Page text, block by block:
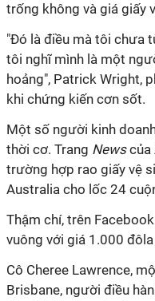
trống không và giá giấy
"Đó là điều mà tôi chưa
tôi nghĩ mình là một
hoảng", Patrick Wright,
khi chứng kiến cơn sốt.
Một số người kinh
thời cơ. Trang Newscủa
trường hợp rao giấy vệ
Australia cho lốc 24
Thậm chí, trên
vuông với giá 1.000
Cô Cheree Lawrence,
Brisbane, người điều